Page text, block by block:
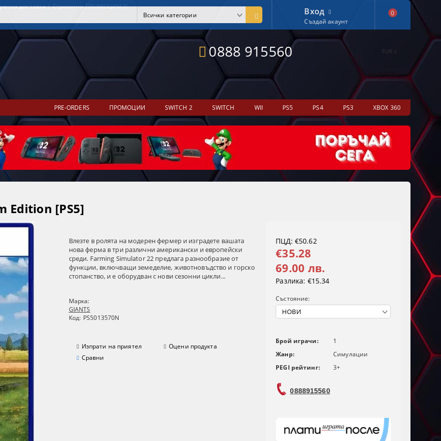
доставка | Страхотни ПРОМОЦИИ !!!
0888 915560 EUR
Вход
Създай акаунт
0
PRE-ORDERS ПРОМОЦИИ SWITCH 2 SWITCH WII PS5 PS4 PS3 XBOX 360
Edition [PS5]
Влезте в ролята на модерен фермер и изградете вашата
нова ферма в три различни американски и европейски
среди. Farming Simulator 22 предлага разнообразие от
функции, включващи земеделие, животновъдство и горско
стопанство, и е оборудван с нови сезонни цикли...
Марка:
GIANTS
Код: PS5013570N
Изпрати на приятел
Оцени продукта
Сравни
ПЦД: €50.62
€35.28
69.00 лв.
Разлика: €15.34
Състояние:
Брой играчи:
1
Жанр:
Симулации
PEGI рейтинг:
3+
0888915560